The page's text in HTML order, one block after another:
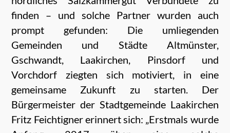
finden – und solche Partner wurden auch
prompt gefunden: Die umliegenden
Gemeinden und Städte Altmünster,
Gschwandt, Laakirchen, Pinsdorf und
Vorchdorf ziegten sich motiviert, in eine
gemeinsame Zukunft zu starten. Der
Bürgermeister der Stadtgemeinde Laakirchen
Fritz Feichtigner erinnert sich: „Erstmals wurde